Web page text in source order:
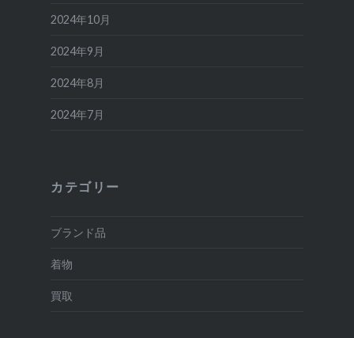
2024年10月
2024年9月
2024年8月
2024年7月
カテゴリー
ブランド品
着物
買取